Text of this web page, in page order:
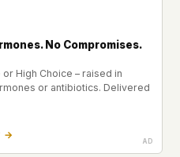
No Compromises.
High Choice – raised in
or antibiotics. Delivered
→